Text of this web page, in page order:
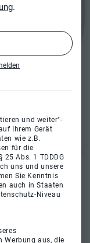
.
und weiter"-
Ihrem Gerät
wie z.B.
für die
25 Abs. 1 TDDDG
uns und unsere
Sie Kenntnis
auch in Staaten
Niveau
Werbung aus, die